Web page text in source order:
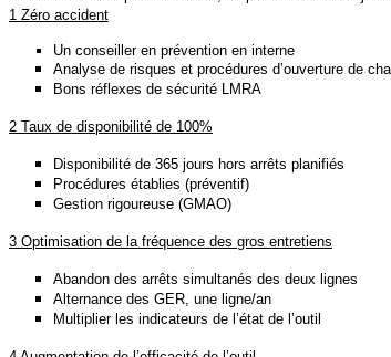
1 Zéro accident
Un conseiller en prévention en interne
Analyse de risques et procédures d’ouverture de
Bons réflexes de sécurité LMRA
2 Taux de disponibilité de 100%
Disponibilité de 365 jours hors arrêts planifiés
Procédures établies (préventif)
Gestion rigoureuse (GMAO)
3 Optimisation de la fréquence des gros entretiens
Abandon des arrêts simultanés des deux lignes
Alternance des GER, une ligne/an
Multiplier les indicateurs de l’état de l’outil